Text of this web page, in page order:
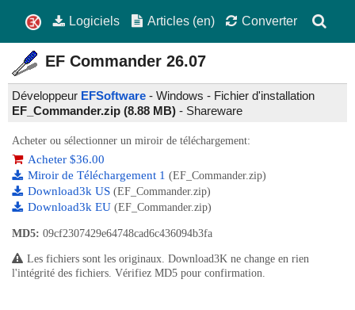
Logiciels Articles (en) Converter
EF Commander 26.07
Développeur EFSoftware - Windows - Fichier d'installation
EF_Commander.zip (8.88 MB) - Shareware
Acheter ou sélectionner un miroir de téléchargement:
Acheter $36.00
Miroir de Téléchargement 1 (EF_Commander.zip)
Download3k US (EF_Commander.zip)
Download3k EU (EF_Commander.zip)
MD5: 09cf2307429e64748cad6c436094b3fa
Les fichiers sont les originaux. Download3K ne change en rien
l'intégrité des fichiers. Vérifiez MD5 pour confirmation.